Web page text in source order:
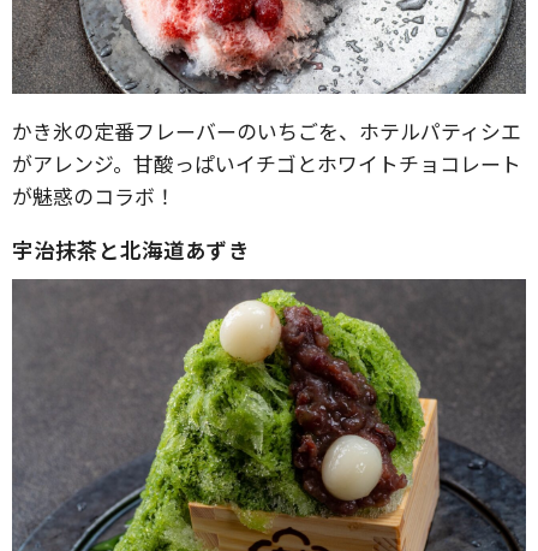
かき氷の定番フレーバーのいちごを、ホテルパティシエ
がアレンジ。甘酸っぱいイチゴとホワイトチョコレート
が魅惑のコラボ！
宇治抹茶と北海道あずき